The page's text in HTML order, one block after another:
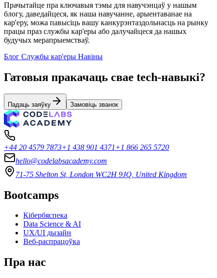
Прачытайце пра ключавыя тэмы для навучэнцаў у нашым
блогу, даведайцеся, як наша навучанне, арыентаванае на
кар'еру, можа павысіць вашу канкурэнтаздольнасць на рынку
працы праз службы кар'еры або далучайцеся да нашых
будучых мерапрыемстваў.
Блог Службы кар'еры Навіны
Гатовыя пракачаць свае tech-навыкі?
Падаць заяўку Замовіць званок
+44 20 4579 7873+1 438 901 4371+1 866 265 5720
hello@codelabsacademy.com
71-75 Shelton St, London WC2H 9JQ, United Kingdom
Bootcamps
Кібербяспека
Data Science & AI
UX/UI дызайн
Веб-распрацоўка
Пра нас